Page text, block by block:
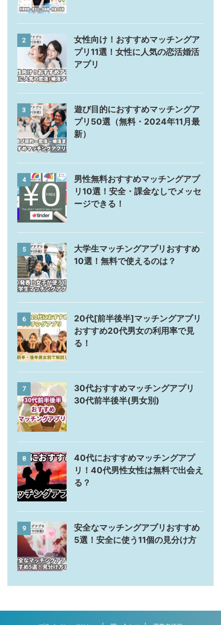
2
女性向け！おすすめマッチングア
プリ11選！女性に人気の恋活婚活
アプリ
3
遊び目的におすすめマッチングア
プリ50選（無料・2024年11月最
新）
4
男性無料おすすめマッチングアプ
リ10選！安全・課金なしでメッセ
ージできる！
5
大学生マッチングアプリおすすめ
10選！無料で使えるのは？
6
20代[前半後半]マッチングアプリ
おすすめ20代男女の利用率で見
る！
7
30代おすすめマッチングアプリ
30代前半後半(男女別)
8
40代におすすめマッチングアプ
リ！40代男性女性は無料で出会え
る？
9
安全なマッチングアプリおすすめ
5選！安全に使う11個の見分け方